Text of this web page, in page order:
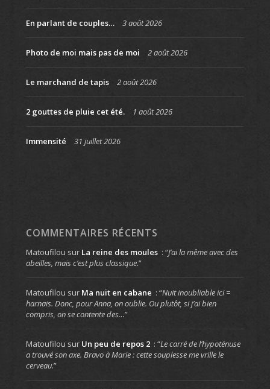
En parlant de couples… 3 août 2026
Photo de moi mais pas de moi 2 août 2026
Le marchand de tapis 2 août 2026
2 gouttes de pluie cet été. 1 août 2026
Immensité 31 juillet 2026
COMMENTAIRES RÉCENTS
Matoufilou sur La reine des moules : “J’ai la même avec des
abeilles, mais c’est plus classique.”
Matoufilou sur Ma nuit en cabane : “Nuit inoubliable ici =
harnais. Donc, pour Anna, on oublie. Ou plutôt, si j’ai bien
compris, on se contente des…”
Matoufilou sur Un peu de repos 2 : “Le carré de l’hypoténuse
a trouvé son axe. Bravo à Marie : cette souplesse me vrille le
cerveau.”